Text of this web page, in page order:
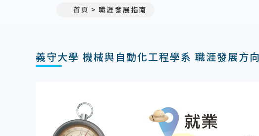
首頁 職涯發展指南
義守大學 機械與自動化工程學系 職涯發展方